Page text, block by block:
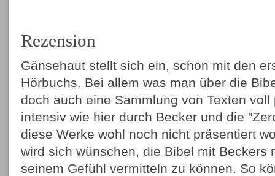
Rezension
Gänsehaut stellt sich ein, schon mit den
Hörbuchs. Bei allem was man über die
doch auch eine Sammlung von Texten
intensiv wie hier durch Becker und die
diese Werke wohl noch nicht präsentiert
wird sich wünschen, die Bibel mit Beckers
seinem Gefühl vermitteln zu können. So